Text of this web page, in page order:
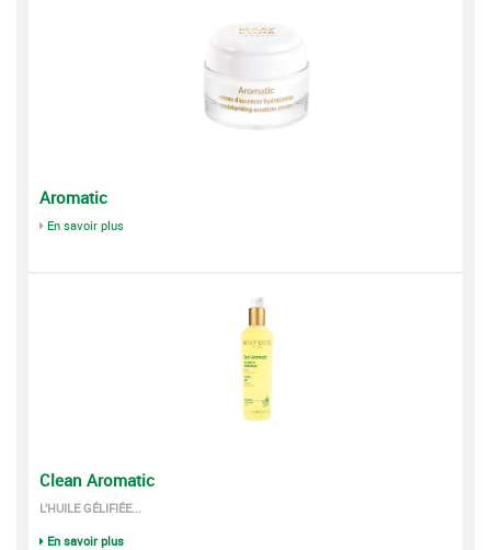
Aromatic
En savoir plus
Clean Aromatic
L’HUILE GÉLIFIÉE...
En savoir plus